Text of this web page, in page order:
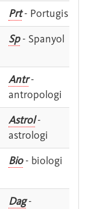
Prt- Portugis
Sp- Spanyol
Antr-
antropologi
Astrol-
astrologi
Bio- biologi
Dag-